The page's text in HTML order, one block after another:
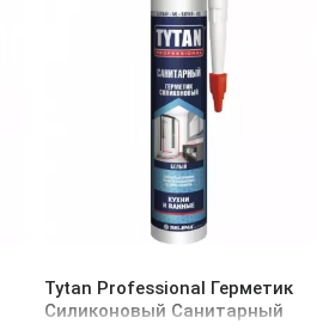
Tytan Professional Герметик
Силиконовый Санитарный